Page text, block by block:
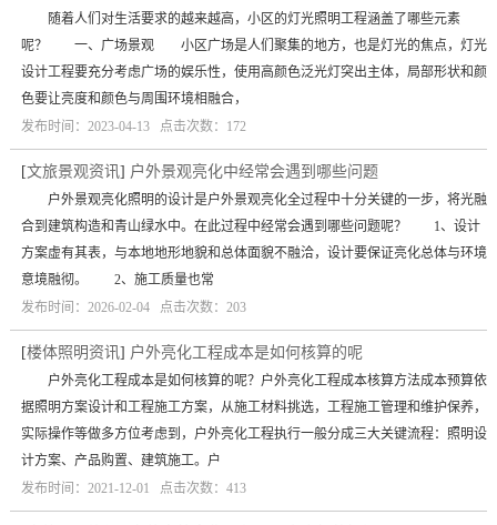
随着人们对生活要求的越来越高，小区的灯光照明工程涵盖了哪些元素
呢？ 一、广场景观 小区广场是人们聚集的地方，也是灯光的焦点，灯光
设计工程要充分考虑广场的娱乐性，使用高颜色泛光灯突出主体，局部形状和颜
色要让亮度和颜色与周围环境相融合，
发布时间：2023-04-13 点击次数：172
[文旅景观资讯] 户外景观亮化中经常会遇到哪些问题
户外景观亮化照明的设计是户外景观亮化全过程中十分关键的一步，将光融
合到建筑构造和青山绿水中。在此过程中经常会遇到哪些问题呢？ 1、设计
方案虚有其表，与本地地形地貌和总体面貌不融洽，设计要保证亮化总体与环境
意境融彻。 2、施工质量也常
发布时间：2026-02-04 点击次数：203
[楼体照明资讯] 户外亮化工程成本是如何核算的呢
户外亮化工程成本是如何核算的呢？户外亮化工程成本核算方法成本预算依
据照明方案设计和工程施工方案，从施工材料挑选，工程施工管理和维护保养，
实际操作等做多方位考虑到，户外亮化工程执行一般分成三大关键流程：照明设
计方案、产品购置、建筑施工。户
发布时间：2021-12-01 点击次数：413